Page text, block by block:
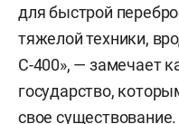
для быстрой
тяжелой техники,
С-400», — замечает
государство,
свое